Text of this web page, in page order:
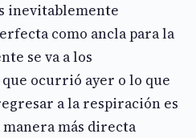
inevitablemente
como ancla para la
se va a los
ocurrió ayer o lo que
a la respiración es
más directa